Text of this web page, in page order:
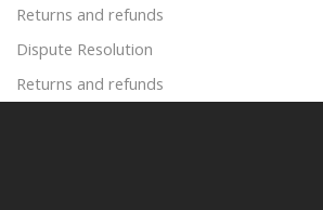
Returns and refunds
Dispute Resolution
Returns and refunds